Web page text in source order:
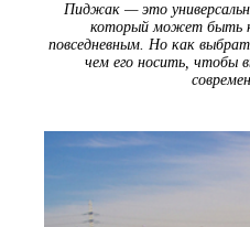
Пиджак — это
который может быть
повседневным. Но как
чем его носить, чтобы